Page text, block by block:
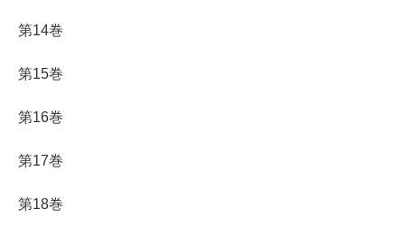
第14巻
第15巻
第16巻
第17巻
第18巻